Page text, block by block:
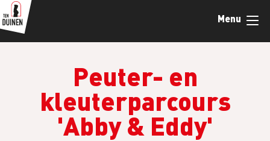
Overslaan
en
naar
Menu
Peuter- en
kleuterparcours
'Abby & Eddy'